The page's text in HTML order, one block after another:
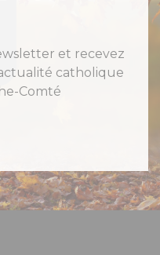
et recevez
catholique
Comté